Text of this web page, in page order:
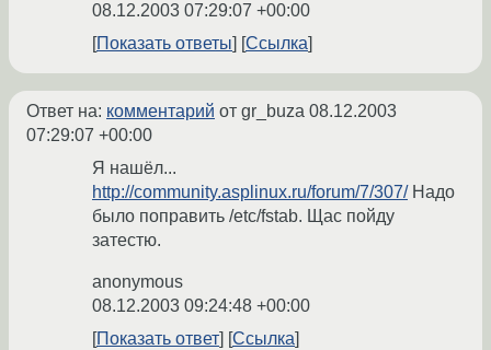
08.12.2003 07:29:07 +00:00
Показать ответы
Ссылка
Ответ на: комментарий от gr_buza 08.12.2003
07:29:07 +00:00
Я нашёл...
http://community.asplinux.ru/forum/7/307/Надо
было поправить /etc/fstab. Щас пойду
затестю.
anonymous
08.12.2003 09:24:48 +00:00
Показать ответ
Ссылка